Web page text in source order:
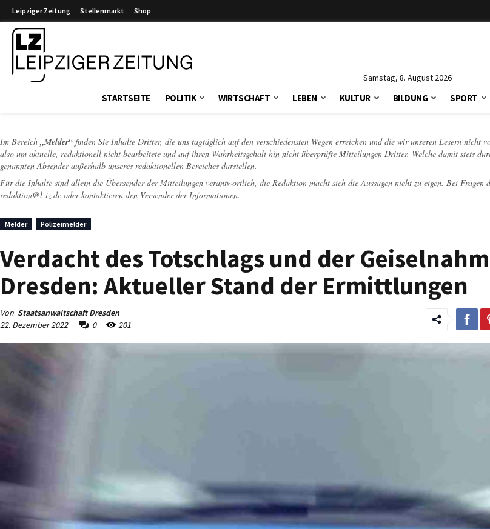
Leipziger Zeitung Stellenmarkt Shop
Samstag, 8. August 2026
STARTSEITE POLITIK WIRTSCHAFT LEBEN KULTUR BILDUNG SPORT
Im Bereich „Melder“ finden Sie Inhalte Dritter, die uns tagtäglich auf den verschiedensten Wegen erreichen und die wir unseren Lesern nicht
also um aktuelle, redaktionell nicht bearbeitete und auf ihren Wahrheitsgehalt hin nicht überprüfte Mitteilungen Dritter. Welche damit stets
genannten Absender außerhalb unseres redaktionellen Bereiches darstellen.
Für die Inhalte sind allein die Übersender der Mitteilungen verantwortlich, die Redaktion macht sich die Aussagen nicht zu eigen. Bei Fragen
redaktion@l-iz.de oder kontaktieren den Versender der Informationen.
Melder Polizeimelder
Verdacht des Totschlags und der
Dresden: Aktueller Stand der Ermittlungen
Von Staatsanwaltschaft Dresden
22. Dezember 2022
0 201